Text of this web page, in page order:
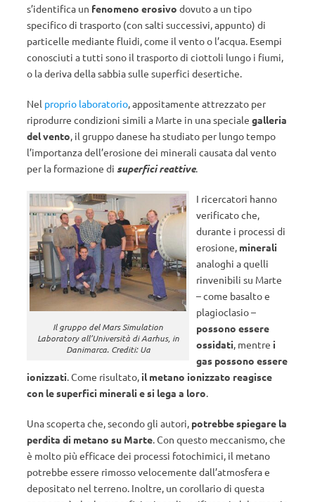
s’identifica un fenomeno erosivo dovuto a un tipo
specifico di trasporto (con salti successivi, appunto) di
particelle mediante fluidi, come il vento o l’acqua. Esempi
conosciuti a tutti sono il trasporto di ciottoli lungo i fiumi,
o la deriva della sabbia sulle superfici desertiche.
Nel proprio laboratorio, appositamente attrezzato per
riprodurre condizioni simili a Marte in una speciale galleria
del vento, il gruppo danese ha studiato per lungo tempo
l’importanza dell’erosione dei minerali causata dal vento
per la formazione di superfici reattive.
Il gruppo del Mars Simulation
Laboratory all’Università di Aarhus, in
Danimarca. Crediti: Ua
I ricercatori hanno
verificato che,
durante i processi di
erosione, minerali
analoghi a quelli
rinvenibili su Marte
– come basalto e
plagioclasio –
possono essere
ossidati, mentre i
gas possono essere
ionizzati. Come risultato, il metano ionizzato reagisce
con le superfici minerali e si lega a loro.
Una scoperta che, secondo gli autori, potrebbe spiegare la
perdita di metano su Marte. Con questo meccanismo, che
è molto più efficace dei processi fotochimici, il metano
potrebbe essere rimosso velocemente dall’atmosfera e
depositato nel terreno. Inoltre, un corollario di questa